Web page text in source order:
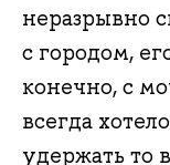
неразрывно
с городом,
конечно, с
всегда
удержать то